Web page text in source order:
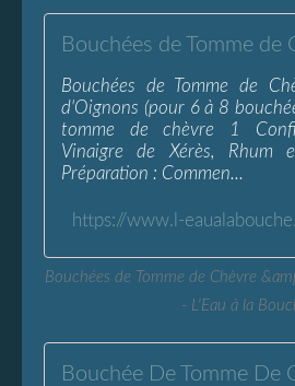
Bouchées de Tomme de
d'Oignons (pour 6 à 8
tomme de chèvre 1
Vinaigre de Xérès, Rhum
Préparation : Commen...
Bouchées de Tomme de Chèvre
- L'Eau à la